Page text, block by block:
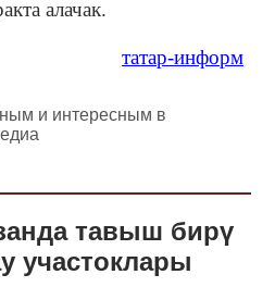
алачак.
татар-информ
и интересным в
тавыш бирү
участоклары